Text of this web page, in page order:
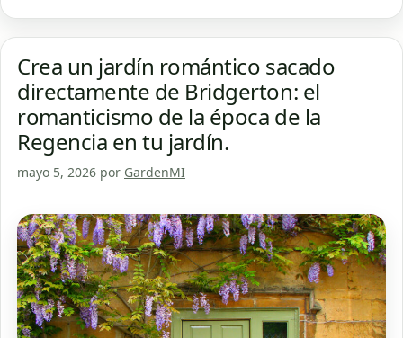
Crea un jardín romántico sacado
directamente de Bridgerton: el
romanticismo de la época de la
Regencia en tu jardín.
mayo 5, 2026 por GardenMI